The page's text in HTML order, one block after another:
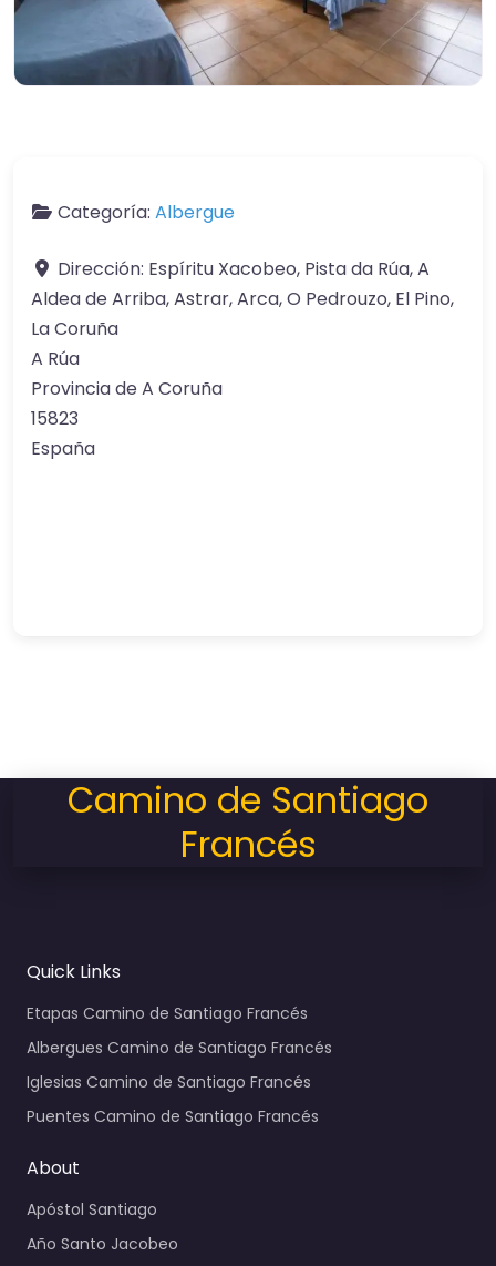
Categoría: Albergue
Dirección: Espíritu Xacobeo, Pista da Rúa, A
Aldea de Arriba, Astrar, Arca, O Pedrouzo, El Pino,
La Coruña
A Rúa
Provincia de A Coruña
15823
España
Camino de Santiago
Francés
Quick Links
Etapas Camino de Santiago Francés
Albergues Camino de Santiago Francés
Iglesias Camino de Santiago Francés
Puentes Camino de Santiago Francés
About
Apóstol Santiago
Año Santo Jacobeo